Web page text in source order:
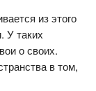
из этого
У таких
о своих.
в том,